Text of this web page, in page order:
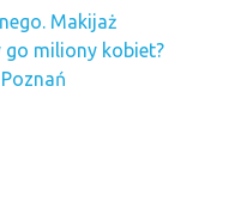
Makijaż
go miliony kobiet?